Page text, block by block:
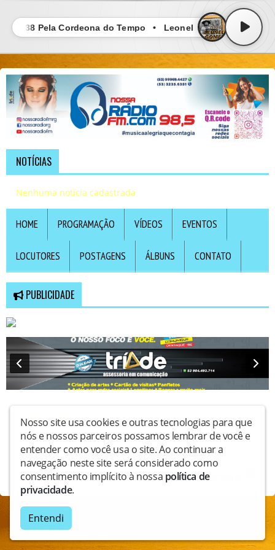
- 38 Pela Cordeona do Tempo • Leonel Gomez - 38 Pela
NOTÍCIAS
Nenhuma notícia cadastrada
HOME PROGRAMAÇÃO VÍDEOS EVENTOS
LOCUTORES POSTAGENS ÁLBUNS CONTATO
PUBLICIDADE
Nenhuma promoção encontrada
Copyright © Nossaradiofm - Todos os direitos reservados.
Nosso site usa cookies e outras tecnologias para que
nós e nossos parceiros possamos lembrar de você e
entender como você usa o site. Ao continuar a
navegação neste site será considerado como
consentimento implícito à nossa política de
privacidade.
Entendi